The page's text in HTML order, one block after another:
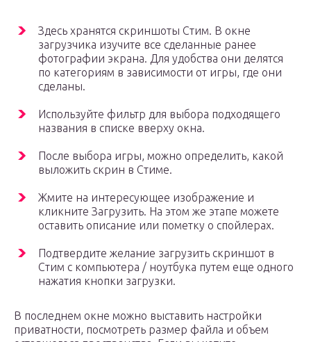
Здесь хранятся скриншоты Стим. В окне
загрузчика изучите все сделанные ранее
фотографии экрана. Для удобства они делятся
по категориям в зависимости от игры, где они
сделаны.
Используйте фильтр для выбора подходящего
названия в списке вверху окна.
После выбора игры, можно определить, какой
выложить скрин в Стиме.
Жмите на интересующее изображение и
кликните Загрузить. На этом же этапе можете
оставить описание или пометку о спойлерах.
Подтвердите желание загрузить скриншот в
Стим с компьютера / ноутбука путем еще одного
нажатия кнопки загрузки.
В последнем окне можно выставить настройки
приватности, посмотреть размер файла и объем